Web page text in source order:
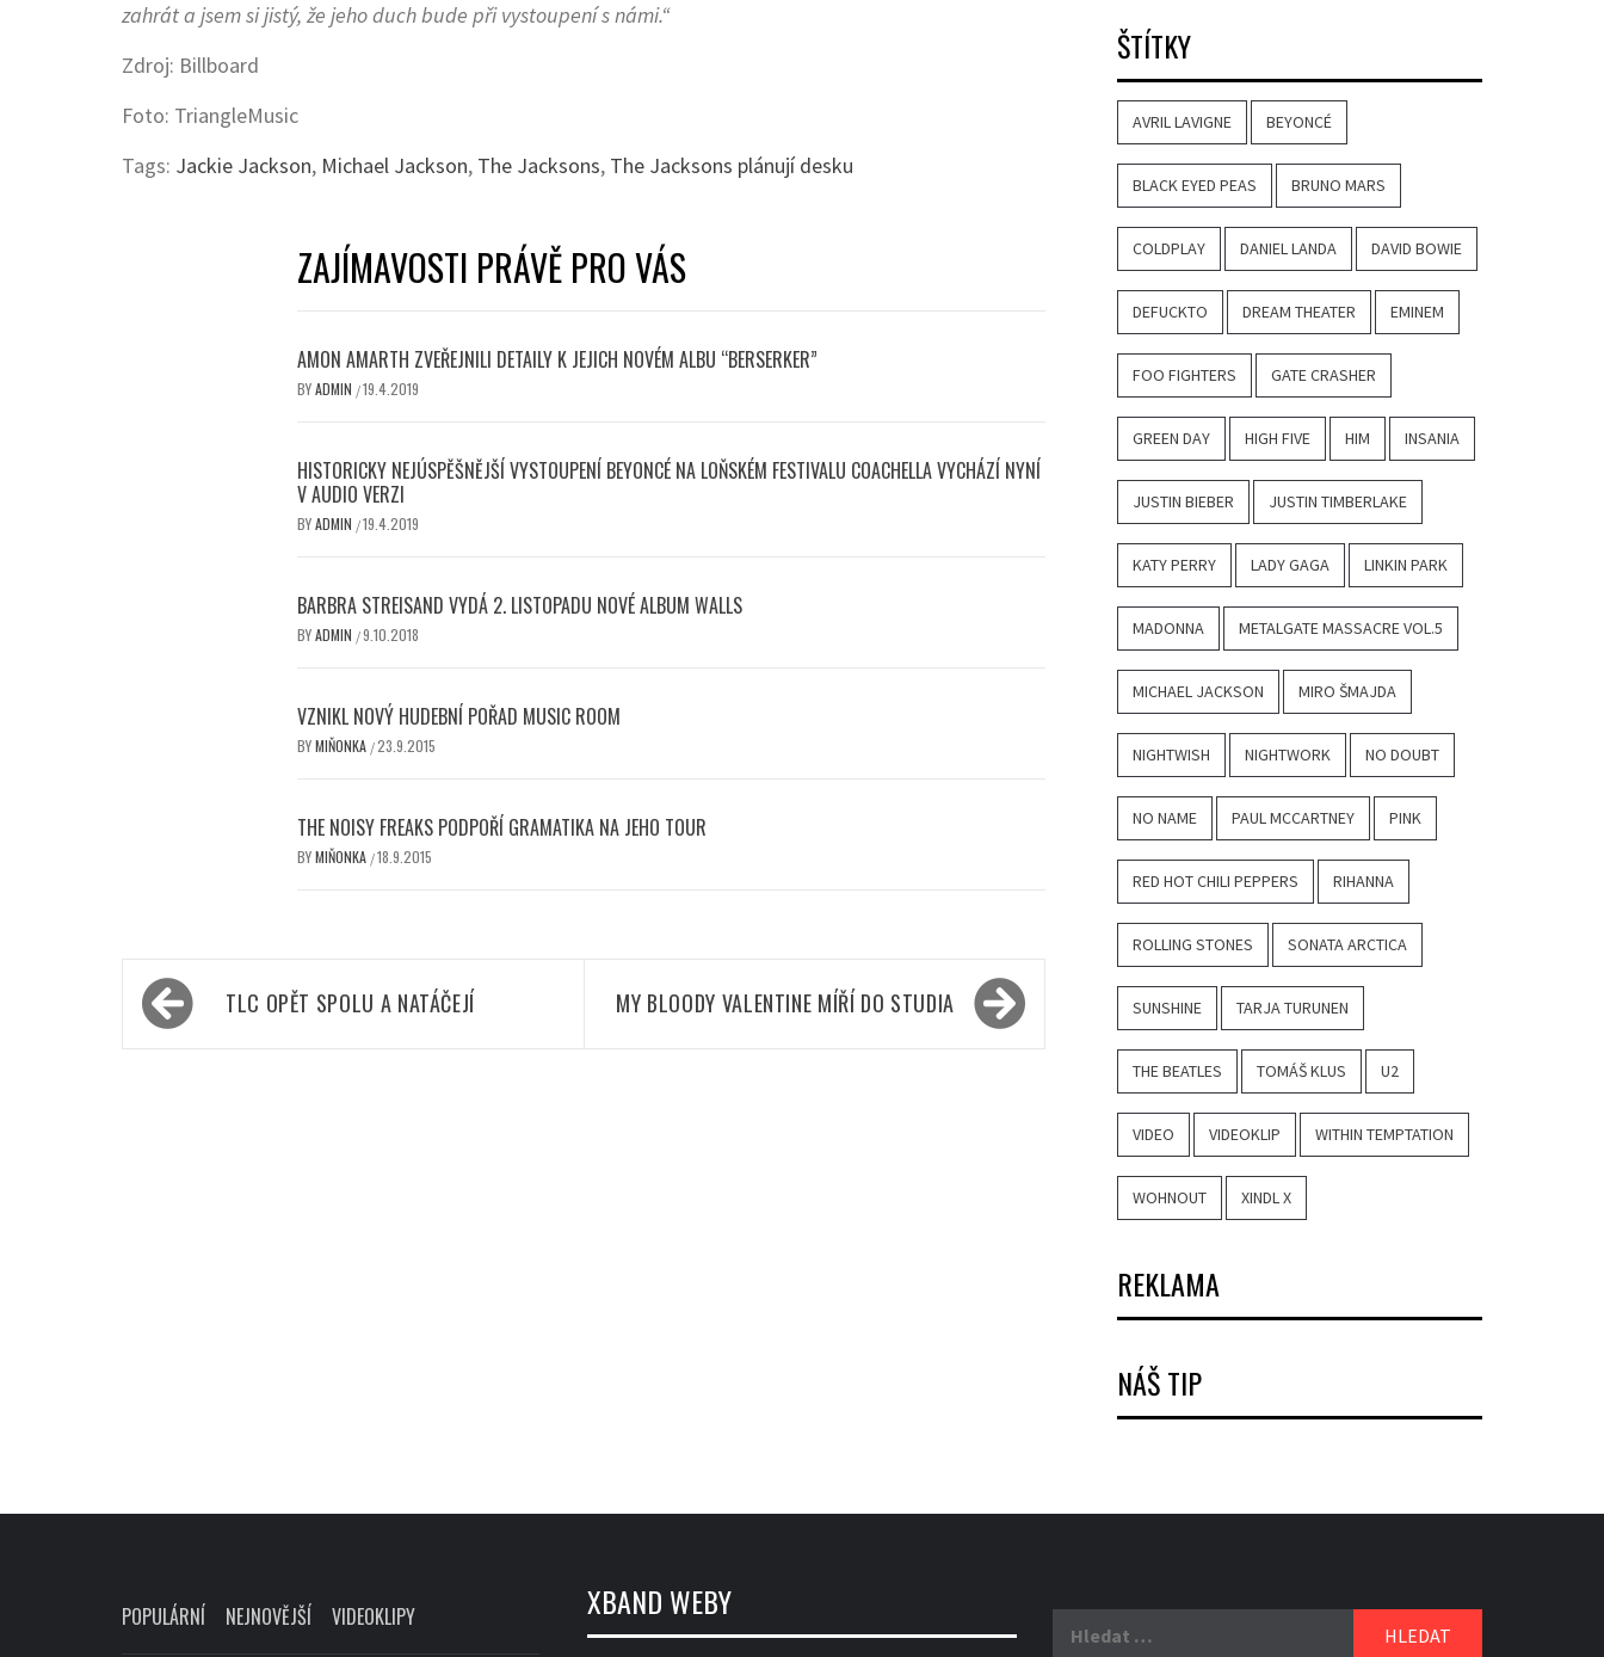
zahrát a jsem si jistý, že jeho duch bude při vystoupení s námi.“
Zdroj: Billboard
Foto: TriangleMusic
Tags: Jackie Jackson, Michael Jackson, The Jacksons, The Jacksons plánují desku
ZAJÍMAVOSTI PRÁVĚ PRO VÁS
AMON AMARTH ZVEŘEJNILI DETAILY K JEJICH NOVÉM ALBU “BERSERKER”
BYADMIN /19.4.2019
HISTORICKY NEJÚSPĚŠNĚJŠÍ VYSTOUPENÍ BEYONCÉ NA LOŇSKÉM FESTIVALU COACHELLA VYCHÁZÍ NYNÍ
V AUDIO VERZI
BYADMIN /19.4.2019
BARBRA STREISAND VYDÁ 2. LISTOPADU NOVÉ ALBUM WALLS
BYADMIN /9.10.2018
VZNIKL NOVÝ HUDEBNÍ POŘAD MUSIC ROOM
BYMIŇONKA /23.9.2015
THE NOISY FREAKS PODPOŘÍ GRAMATIKA NA JEHO TOUR
BYMIŇONKA /18.9.2015
Navigace
pro TLC OPĚT SPOLU A NATÁČEJÍ MY BLOODY VALENTINE MÍŘÍ DO STUDIA
ŠTÍTKY
AVRIL LAVIGNE BEYONCÉ
BLACK EYED PEAS BRUNO MARS
COLDPLAY DANIEL LANDA DAVID BOWIE
DEFUCKTO DREAM THEATER EMINEM
FOO FIGHTERS GATE CRASHER
GREEN DAY HIGH FIVE HIM INSANIA
JUSTIN BIEBER JUSTIN TIMBERLAKE
KATY PERRY LADY GAGA LINKIN PARK
MADONNA METALGATE MASSACRE VOL.5
MICHAEL JACKSON MIRO ŠMAJDA
NIGHTWISH NIGHTWORK NO DOUBT
NO NAME PAUL MCCARTNEY PINK
RED HOT CHILI PEPPERS RIHANNA
ROLLING STONES SONATA ARCTICA
SUNSHINE TARJA TURUNEN
THE BEATLES TOMÁŠ KLUS U2
VIDEO VIDEOKLIP WITHIN TEMPTATION
WOHNOUT XINDL X
REKLAMA
NÁŠ TIP
POPULÁRNÍ NEJNOVĚJŠÍ VIDEOKLIPY XBAND WEBY